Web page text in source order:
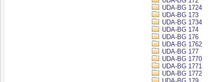
UDA-BG 1724
UDA-BG 173
UDA-BG 1734
UDA-BG 174
UDA-BG 176
UDA-BG 1762
UDA-BG 177
UDA-BG 1770
UDA-BG 1771
UDA-BG 1772